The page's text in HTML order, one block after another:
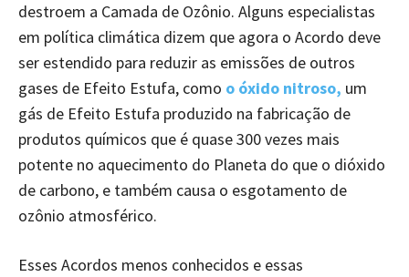
destroem a Camada de Ozônio. Alguns especialistas
em política climática dizem que agora o Acordo deve
ser estendido para reduzir as emissões de outros
gases de Efeito Estufa, como o óxido nitroso, um
gás de Efeito Estufa produzido na fabricação de
produtos químicos que é quase 300 vezes mais
potente no aquecimento do Planeta do que o dióxido
de carbono, e também causa o esgotamento de
ozônio atmosférico.
Esses Acordos menos conhecidos e essas